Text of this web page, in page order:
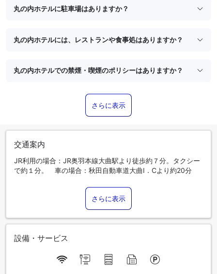
丸の内ホテルに駐車場はありますか？
丸の内ホテルには、レストランや食事処はありますか？
丸の内ホテルでの禁煙・喫煙のポリシーはありますか？
さらに表示
交通案内
JR利用の場合：JR奥羽本線大曲駅より徒歩約７分。タクシー
で約１分。 車の場合：秋田自動車道大曲I．Cより約20分
さらに表示
設備・サービス